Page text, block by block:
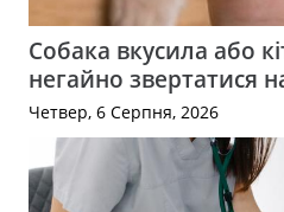
Собака вкусила або
негайно звертатися
Четвер, 6 Серпня, 2026